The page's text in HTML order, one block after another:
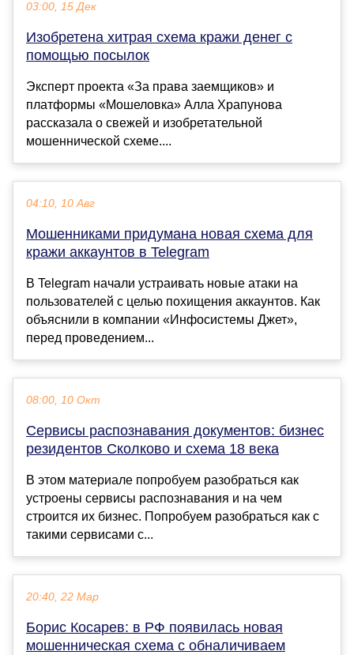
03:00, 15 Дек
Изобретена хитрая схема кражи денег с
помощью посылок
Эксперт проекта «За права заемщиков» и
платформы «Мошеловка» Алла Храпунова
рассказала о свежей и изобретательной
мошеннической схеме....
04:10, 10 Авг
Мошенниками придумана новая схема для
кражи аккаунтов в Telegram
В Telegram начали устраивать новые атаки на
пользователей с целью похищения аккаунтов. Как
объяснили в компании «Инфосистемы Джет»,
перед проведением...
08:00, 10 Окт
Сервисы распознавания документов: бизнес
резидентов Сколково и схема 18 века
В этом материале попробуем разобраться как
устроены сервисы распознавания и на чем
строится их бизнес. Попробуем разобраться как с
такими сервисами с...
20:40, 22 Мар
Борис Косарев: в РФ появилась новая
мошенническая схема с обналичиваем